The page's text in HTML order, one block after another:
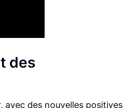
des
avec des nouvelles positives